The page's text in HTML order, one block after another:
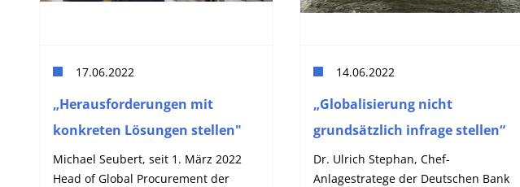
17.06.2022
„Herausforderungen mit
konkreten Lösungen stellen"
Michael Seubert, seit 1. März 2022
Head of Global Procurement der
14.06.2022
„Globalisierung nicht
grundsätzlich infrage stellen“
Dr. Ulrich Stephan, Chef-
Anlagestratege der Deutschen Bank